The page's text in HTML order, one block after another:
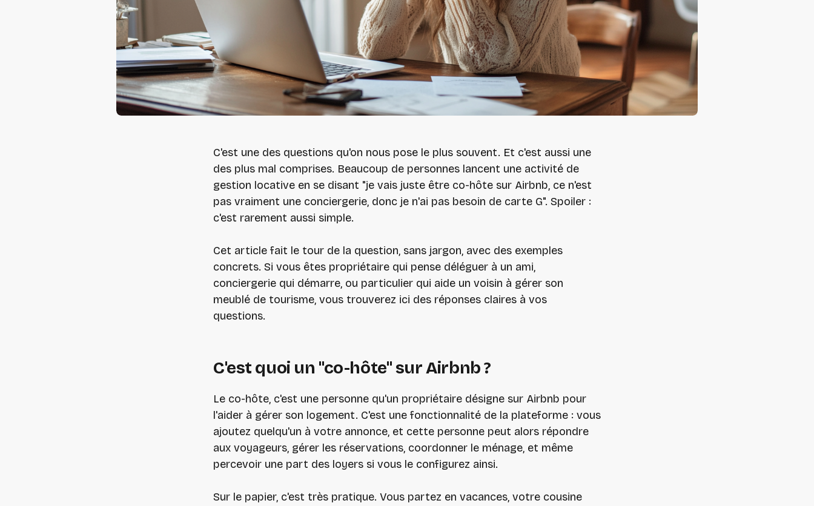
C'est une des questions qu'on nous pose le plus souvent. Et c'est aussi une
des plus mal comprises. Beaucoup de personnes lancent une activité de
gestion locative en se disant "je vais juste être co-hôte sur Airbnb, ce n'est
pas vraiment une conciergerie, donc je n'ai pas besoin de carte G". Spoiler :
c'est rarement aussi simple.
Cet article fait le tour de la question, sans jargon, avec des exemples
concrets. Si vous êtes propriétaire qui pense déléguer à un ami,
conciergerie qui démarre, ou particulier qui aide un voisin à gérer son
meublé de tourisme, vous trouverez ici des réponses claires à vos
questions.
C'est quoi un "co-hôte" sur Airbnb ?
Le co-hôte, c'est une personne qu'un propriétaire désigne sur Airbnb pour
l'aider à gérer son logement. C'est une fonctionnalité de la plateforme : vous
ajoutez quelqu'un à votre annonce, et cette personne peut alors répondre
aux voyageurs, gérer les réservations, coordonner le ménage, et même
percevoir une part des loyers si vous le configurez ainsi.
Sur le papier, c'est très pratique. Vous partez en vacances, votre cousine